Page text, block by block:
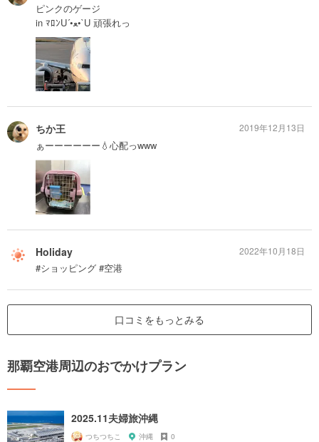
ピンクのゲージ
in ﾏﾛﾝU´•ﻌ•`U 頑張れっ
ちか王
ぁーーーーーー💧心配っwww
2019年12月13日
Holiday
#ショッピング #空港
2022年10月18日
口コミをもっとみる
那覇空港周辺のおでかけプラン
2025.11夫婦旅沖縄
つちつちこ 沖縄 0